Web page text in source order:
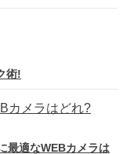
術!
最適なWEBカメラは